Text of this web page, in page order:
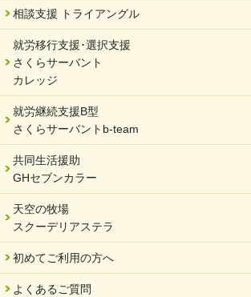
2024/02/20
2024/02/02
岐阜県 ワーク・ライフ・バランス推進エク
2024/01/15
令和6年能登半島地震被災者支援において
2023/12/29
年末年始のお知らせ
2023/12/18
北方支店・保護者交流会「収穫祭」
2023/11/08
オンラインショップを開設しました
2023/10/20
「可児の企業魅力発見フェア」に出展しまし
相談支援 トライアングル
就労移行支援･選択支援
さくらサーバント
カレッジ
就労継続支援B型
さくらサーバントb-team
共同生活援助
GHセブンカラー
天空の牧場
スクーデリアステラ
初めてご利用の方へ
よくあるご質問